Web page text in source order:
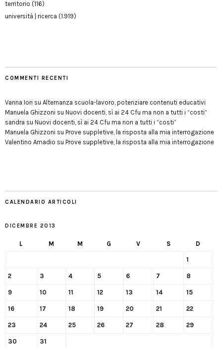
territorio (116)
università | ricerca (1.919)
COMMENTI RECENTI
Vanna Iori su Alternanza scuola-lavoro, potenziare contenuti educativi
Manuela Ghizzoni su Nuovi docenti, sì ai 24 Cfu ma non a tutti i “costi”
sandra su Nuovi docenti, sì ai 24 Cfu ma non a tutti i “costi”
Manuela Ghizzoni su Prove suppletive, la risposta alla mia interrogazione
Valentino Amadio su Prove suppletive, la risposta alla mia interrogazione
CALENDARIO ARTICOLI
DICEMBRE 2013
L M M G V S D
1
2 3 4 5 6 7 8
9 10 11 12 13 14 15
16 17 18 19 20 21 22
23 24 25 26 27 28 29
30 31